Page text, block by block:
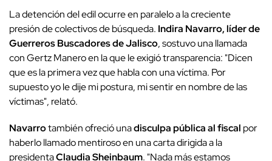
La detención del edil ocurre en paralelo a la creciente
presión de colectivos de búsqueda. Indira Navarro, líder de
Guerreros Buscadores de Jalisco, sostuvo una llamada
con Gertz Manero en la que le exigió transparencia: "Dicen
que es la primera vez que habla con una víctima. Por
supuesto yo le dije mi postura, mi sentir en nombre de las
víctimas", relató.
Navarrotambién ofreció unadisculpa pública al fiscal por
haberlo llamado mentiroso en una carta dirigida a la
presidentaClaudia Sheinbaum. "Nada más estamos